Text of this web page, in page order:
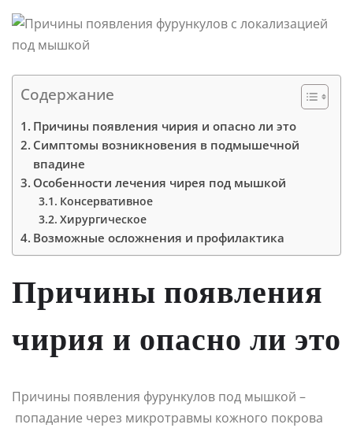
Содержание
Причины появления чирия и опасно ли это
Симптомы возникновения в подмышечной
впадине
Особенности лечения чирея под мышкой
Консервативное
Хирургическое
Возможные осложнения и профилактика
Причины появления
чирия и опасно ли это
Причины появления фурункулов под мышкой –
попадание через микротравмы кожного покрова